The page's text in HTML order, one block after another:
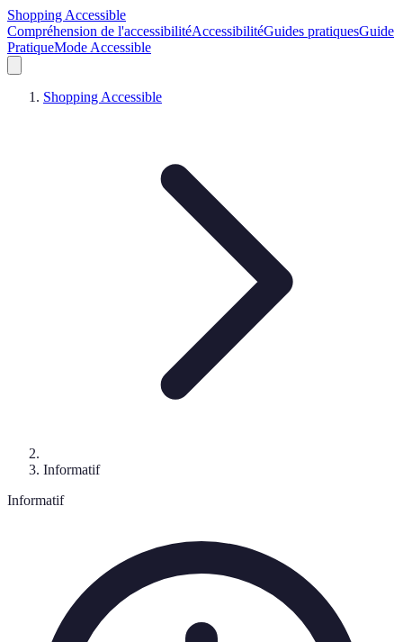
Shopping Accessible
Compréhension de l'accessibilitéAccessibilitéGuides pratiquesGuide
PratiqueMode Accessible
Shopping Accessible
Informatif
Informatif